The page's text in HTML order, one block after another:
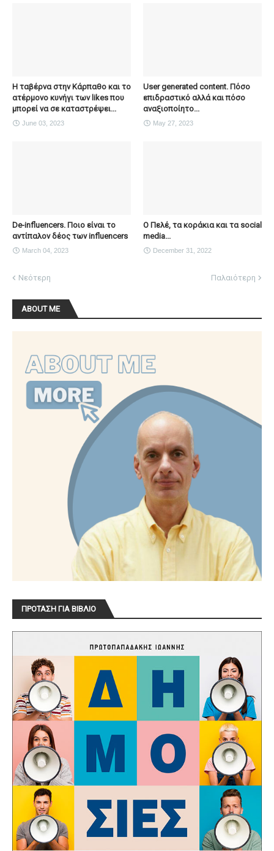
Η ταβέρνα στην Κάρπαθο και το
ατέρμονο κυνήγι των likes που
μπορεί να σε καταστρέψει...
June 03, 2023
User generated content. Πόσο
επιδραστικό αλλά και πόσο
αναξιοποίητο...
May 27, 2023
De-influencers. Ποιο είναι το
αντίπαλον δέος των influencers
March 04, 2023
Ο Πελέ, τα κοράκια και τα social
media...
December 31, 2022
Νεότερη Παλαιότερη
ABOUT ME
ΠΡΟΤΑΣΗ ΓΙΑ ΒΙΒΛΙΟ